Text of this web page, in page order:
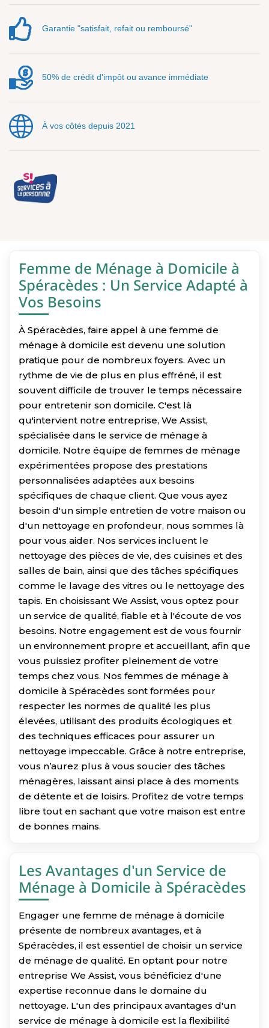
Garantie "satisfait, refait ou remboursé"
50% de crédit d'impôt ou avance immédiate
À vos côtés depuis 2021
Femme de Ménage à Domicile à
Spéracèdes : Un Service Adapté à
Vos Besoins
À Spéracèdes, faire appel à une femme de
ménage à domicile est devenu une solution
pratique pour de nombreux foyers. Avec un
rythme de vie de plus en plus effréné, il est
souvent difficile de trouver le temps nécessaire
pour entretenir son domicile. C'est là
qu'intervient notre entreprise, We Assist,
spécialisée dans le service de ménage à
domicile. Notre équipe de femmes de ménage
expérimentées propose des prestations
personnalisées adaptées aux besoins
spécifiques de chaque client. Que vous ayez
besoin d'un simple entretien de votre maison ou
d'un nettoyage en profondeur, nous sommes là
pour vous aider. Nos services incluent le
nettoyage des pièces de vie, des cuisines et des
salles de bain, ainsi que des tâches spécifiques
comme le lavage des vitres ou le nettoyage des
tapis. En choisissant We Assist, vous optez pour
un service de qualité, fiable et à l'écoute de vos
besoins. Notre engagement est de vous fournir
un environnement propre et accueillant, afin que
vous puissiez profiter pleinement de votre
temps chez vous. Nos femmes de ménage à
domicile à Spéracèdes sont formées pour
respecter les normes de qualité les plus
élevées, utilisant des produits écologiques et
des techniques efficaces pour assurer un
nettoyage impeccable. Grâce à notre entreprise,
vous n’aurez plus à vous soucier des tâches
ménagères, laissant ainsi place à des moments
de détente et de loisirs. Profitez de votre temps
libre tout en sachant que votre maison est entre
de bonnes mains.
Les Avantages d'un Service de
Ménage à Domicile à Spéracèdes
Engager une femme de ménage à domicile
présente de nombreux avantages, et à
Spéracèdes, il est essentiel de choisir un service
de ménage de qualité. En optant pour notre
entreprise We Assist, vous bénéficiez d'une
expertise reconnue dans le domaine du
nettoyage. L'un des principaux avantages d'un
service de ménage à domicile est la flexibilité